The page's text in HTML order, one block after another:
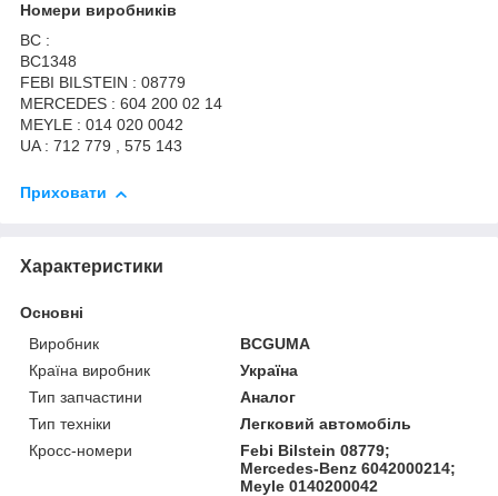
Номери виробників
BC :
BC1348
FEBI BILSTEIN : 08779
MERCEDES : 604 200 02 14
MEYLE : 014 020 0042
UA : 712 779 , 575 143
Приховати
Характеристики
Основні
Виробник
BCGUMA
Країна виробник
Україна
Тип запчастини
Аналог
Тип техніки
Легковий автомобіль
Кросс-номери
Febi Bilstein 08779;
Mercedes-Benz 6042000214;
Meyle 0140200042